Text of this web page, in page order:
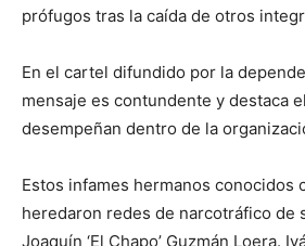
prófugos tras la caída de otros
En el cartel difundido por la
mensaje es contundente y destaca
desempeñan dentro de la
Estos infames hermanos conocidos
heredaron redes de narcotráfico de
Joaquín ‘El Chapo’ Guzmán Loera.